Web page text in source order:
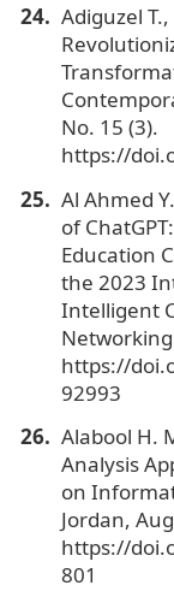
Adiguzel
No. 15 (3).
https://
Al Ahmed
of
Education
the 2023
Intelligent
Networking
https://
92993
Alabool H.
Analysis
on
Jordan,
https://
801